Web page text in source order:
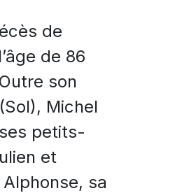
de
de 86
son
Michel
petits-
et
sa